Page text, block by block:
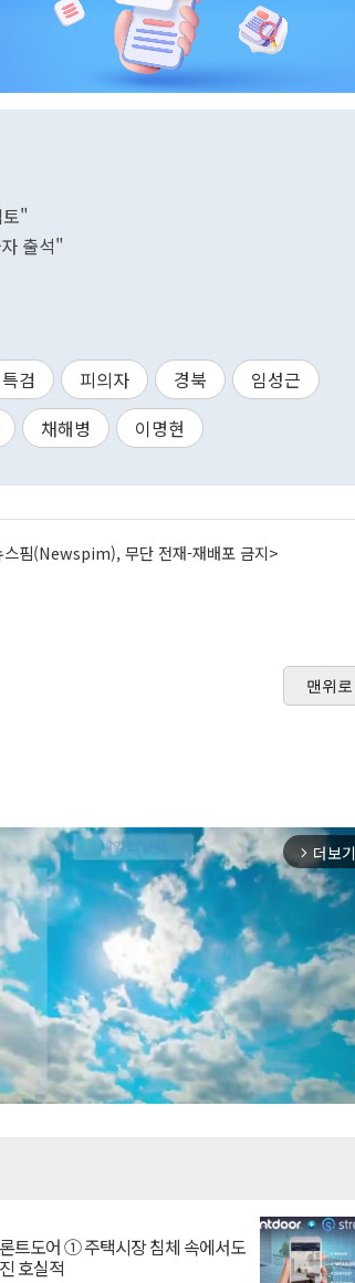
"
출석"
특검 피의자 경북
임성근
채해병 이명현
스핌(Newspim), 무단 전재-재배포 금지>
맨위로
arrow_forward_ios 더보기
트도어 ① 주택시장 침체 속에서도
호실적